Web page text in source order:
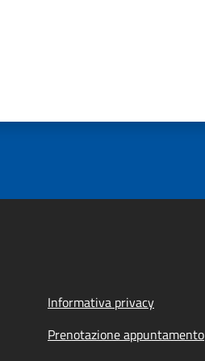
Informativa privacy
Prenotazione appuntamento